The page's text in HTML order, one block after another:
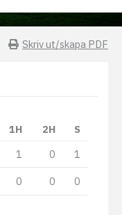
Skriv ut/skapa PDF
1H 2H S
1 0 1
0 0 0